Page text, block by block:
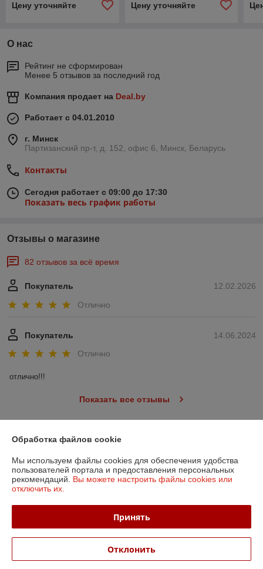
Цену уточняйте Цену уточняйте
О нас
Рейтинг не сформирован
Менее 5 отзывов за последний год
Компания продает на Deal.by
Работает с 04.01.2010
г. Минск
Партизанский пр-т, д. 152, офис 6, Минск, Беларусь
Контакты
Сегодня работает с 09:00 до 17:30
Показать весь график работы
Отзывы о магазине
82 отзывов за всё время
12.02.2026
Покупатель
Отлично
14.06.2024
Покупатель
Отлично
отлично!!!
Показать все отзывы
О нас
Контакты
Доставка и оплата
Обработка файлов cookie
Мы используем файлы cookies для обеспечения удобства
пользователей портала и предоставления персональных
рекомендаций. Вы можете настроить файлы cookies или
отключить их.
Принять
Отклонить